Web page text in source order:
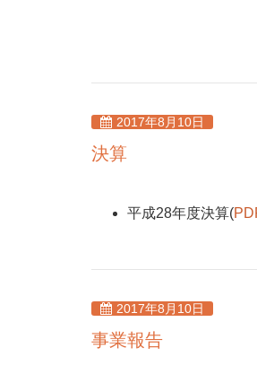
2017年8月10日
決算
平成28年度決算(
2017年8月10日
事業報告